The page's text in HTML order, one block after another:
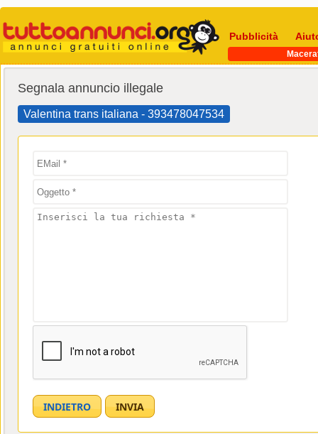
Pubblicità
Segnala annuncio illegale
Valentina trans italiana - 393478047534